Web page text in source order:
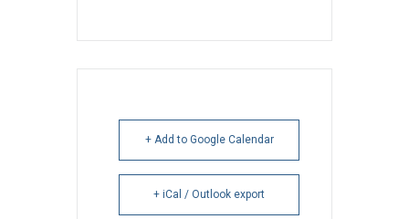
+ Add to Google Calendar
+ iCal / Outlook export